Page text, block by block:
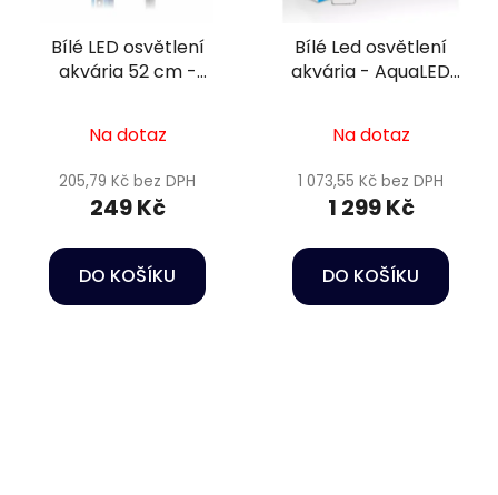
Bílé LED osvětlení
akvária 52 cm -
Na dotaz
205,79 Kč bez DPH
249 Kč
DO KOŠÍKU
Bílé Led osvětlení
akvária - AquaLED
Na dotaz
1 073,55 Kč bez DPH
1 299 Kč
DO KOŠÍKU